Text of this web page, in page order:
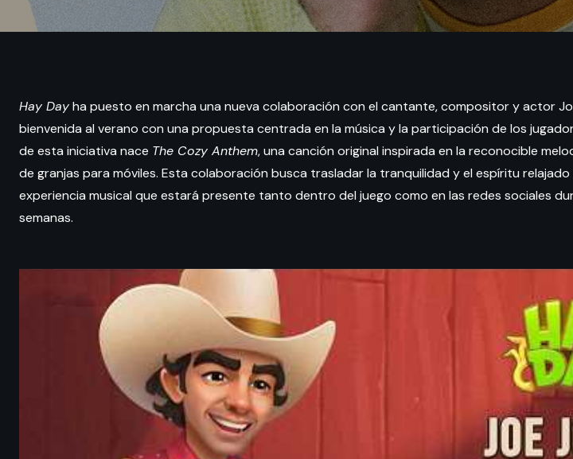
Hay Dayha puesto en marcha una nueva colaboración con el cantante, compositor y actor
bienvenida al verano con una propuesta centrada en la música y la participación de los
de esta iniciativa nace The Cozy Anthem, una canción original inspirada en la reconocible
de granjas para móviles. Esta colaboración busca trasladar la tranquilidad y el espíritu relajado
experiencia musical que estará presente tanto dentro del juego como en las redes sociales
semanas.